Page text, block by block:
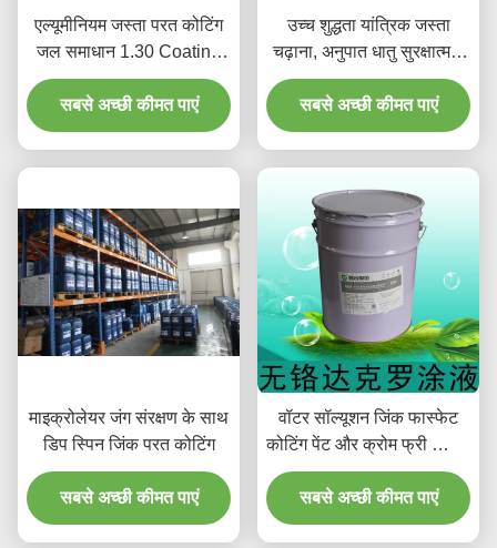
एल्यूमीनियम जस्ता परत कोटिंग
जल समाधान 1.30 Coating
0.05 गुरुत्वाकर्षण बढ़ रहा है
सबसे अच्छी कीमत पाएं
उच्च शुद्धता यांत्रिक जस्ता
चढ़ाना, अनुपात धातु सुरक्षात्मक
कोटिंग्स
सबसे अच्छी कीमत पाएं
माइक्रोलेयर जंग संरक्षण के साथ
डिप स्पिन जिंक परत कोटिंग
सबसे अच्छी कीमत पाएं
वॉटर सॉल्यूशन जिंक फास्फेट
कोटिंग पेंट और क्रोम फ्री स्प्रेिंग
फॉट हार्डवेयर
सबसे अच्छी कीमत पाएं